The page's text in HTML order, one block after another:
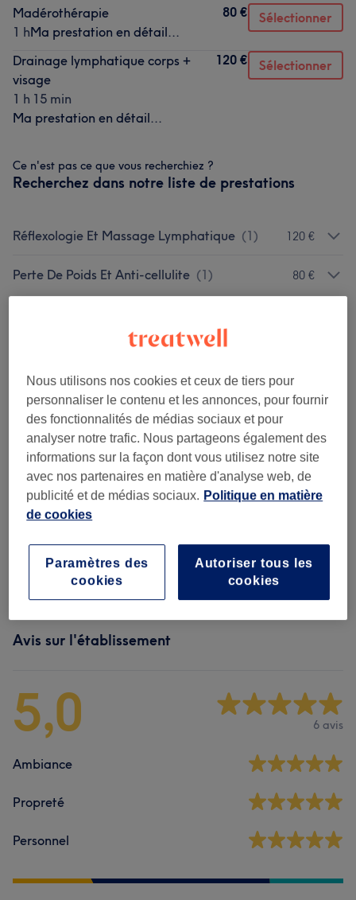
Madérothérapie
1 hMa prestation en détail...
80 € Sélectionner
Drainage lymphatique corps +
visage
1 h 15 min
Ma prestation en détail...
120 € Sélectionner
Ce n'est pas ce que vous recherchiez ?
Recherchez dans notre liste de prestations
Réflexologie Et Massage Lymphatique (1) 120 €
Perte De Poids Et Anti-cellulite (1) 80 €
Appuyez sur l'image pour voir plus de détails
Avis sur l'établissement
5,0 6 avis
Ambiance
Propreté
Personnel
Nous utilisons nos cookies et ceux de tiers pour
personnaliser le contenu et les annonces, pour fournir
des fonctionnalités de médias sociaux et pour
analyser notre trafic. Nous partageons également des
informations sur la façon dont vous utilisez notre site
avec nos partenaires en matière d'analyse web, de
publicité et de médias sociaux. Politique en matière
de cookies
Autoriser tous les
cookies
Paramètres des
cookies